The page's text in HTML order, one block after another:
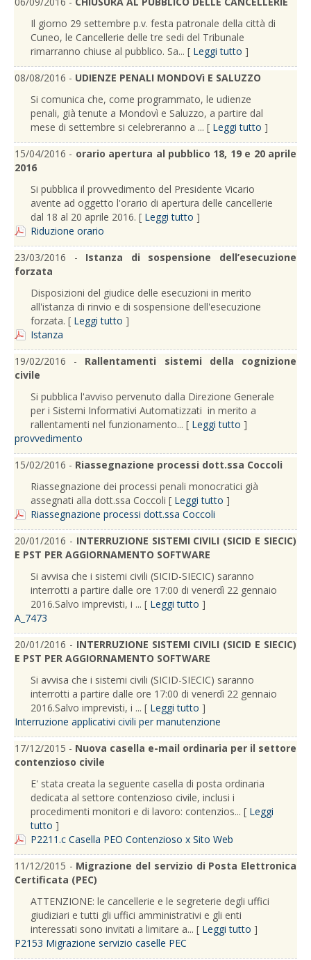
Il giorno 29 settembre p.v. festa patronale della città di
Cuneo, le Cancellerie delle tre sedi del Tribunale
rimarranno chiuse al pubblico. Sa... [ Leggi tutto ]
08/08/2016 - UDIENZE PENALI MONDOVì E SALUZZO
Si comunica che, come programmato, le udienze
penali, già tenute a Mondovì e Saluzzo, a partire dal
mese di settembre si celebreranno a ... [ Leggi tutto ]
15/04/2016 - orario apertura al pubblico 18, 19 e 20 aprile
2016
Si pubblica il provvedimento del Presidente Vicario
avente ad oggetto l'orario di apertura delle cancellerie
dal 18 al 20 aprile 2016. [ Leggi tutto ]
Riduzione orario
23/03/2016 - Istanza di sospensione dell’esecuzione
forzata
Disposizioni del giudice delle esecuzioni in merito
all'istanza di rinvio e di sospensione dell'esecuzione
forzata. [ Leggi tutto ]
Istanza
19/02/2016 - Rallentamenti sistemi della cognizione
civile
Si pubblica l'avviso pervenuto dalla Direzione Generale
per i Sistemi Informativi Automatizzati in merito a
rallentamenti nel funzionamento... [ Leggi tutto ]
provvedimento
15/02/2016 - Riassegnazione processi dott.ssa Coccoli
Riassegnazione dei processi penali monocratici già
assegnati alla dott.ssa Coccoli [ Leggi tutto ]
Riassegnazione processi dott.ssa Coccoli
20/01/2016 - INTERRUZIONE SISTEMI CIVILI (SICID E SIECIC)
E PST PER AGGIORNAMENTO SOFTWARE
Si avvisa che i sistemi civili (SICID-SIECIC) saranno
interrotti a partire dalle ore 17:00 di venerdì 22 gennaio
2016.Salvo imprevisti, i ... [ Leggi tutto ]
A_7473
20/01/2016 - INTERRUZIONE SISTEMI CIVILI (SICID E SIECIC)
E PST PER AGGIORNAMENTO SOFTWARE
Si avvisa che i sistemi civili (SICID-SIECIC) saranno
interrotti a partire dalle ore 17:00 di venerdì 22 gennaio
2016.Salvo imprevisti, i ... [ Leggi tutto ]
Interruzione applicativi civili per manutenzione
17/12/2015 - Nuova casella e-mail ordinaria per il settore
contenzioso civile
E' stata creata la seguente casella di posta ordinaria
dedicata al settore contenzioso civile, inclusi i
procedimenti monitori e di lavoro: contenzios... [ Leggi
tutto ]
P2211.c Casella PEO Contenzioso x Sito Web
11/12/2015 - Migrazione del servizio di Posta Elettronica
Certificata (PEC)
ATTENZIONE: le cancellerie e le segreterie degli uffici
giudiziari e tutti gli uffici amministrativi e gli enti
interessati sono invitati a limitare a... [ Leggi tutto ]
P2153 Migrazione servizio caselle PEC